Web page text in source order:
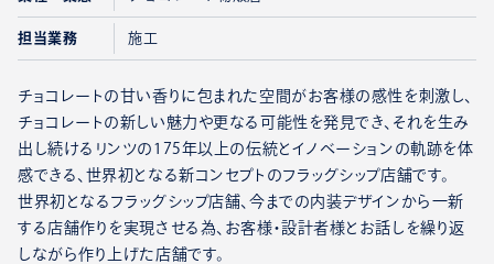
担当業務 施工
チョコレートの甘い香りに包まれた空間がお客様の感性を刺激し、
チョコレートの新しい魅力や更なる可能性を発見でき、それを生み
出し続けるリンツの175年以上の伝統とイノベーションの軌跡を体
感できる、世界初となる新コンセプトのフラッグシップ店舗です。
世界初となるフラッグシップ店舗、今までの内装デザインから一新
する店舗作りを実現させる為、お客様・設計者様とお話しを繰り返
しながら作り上げた店舗です。